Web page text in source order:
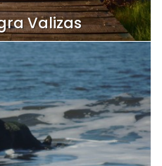
Valizas